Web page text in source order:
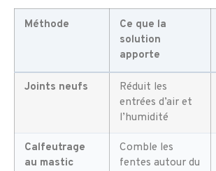
Méthode
Ce que la
solution
apporte
Joints neufs
Réduit les
entrées d’air et
l’humidité
Calfeutrage
au mastic
Comble les
fentes autour du